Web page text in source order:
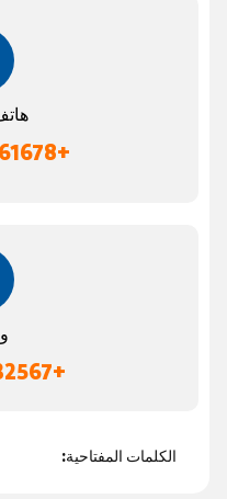
+86-18732861678
+8613676932567
الكلمات المفتاحية: